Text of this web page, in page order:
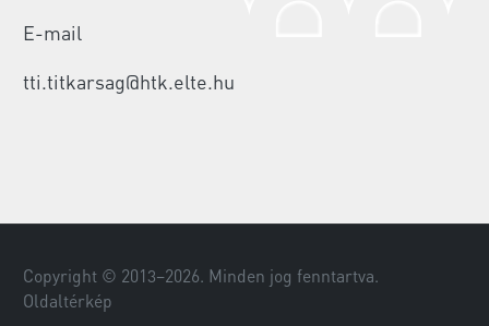
E-mail
tti.titkarsag@htk.elte.hu
Copyright © 2013–2026. Minden jog fenntartva.
Oldaltérkép